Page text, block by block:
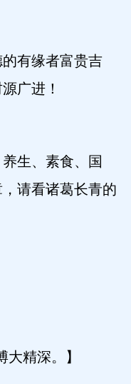
有缘者富贵吉
广进！
生、素食、国
请看诸葛长青的
大精深。】